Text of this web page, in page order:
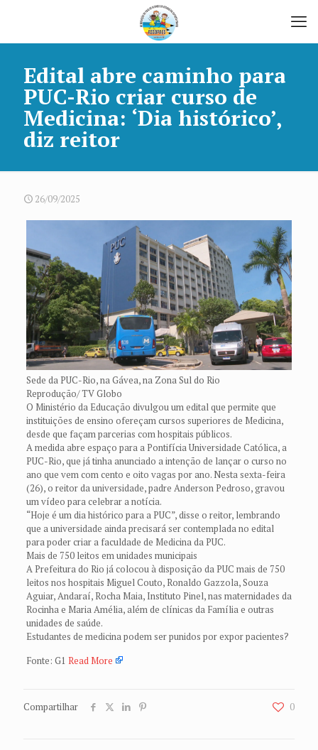
Edital abre caminho para
PUC-Rio criar curso de
Medicina: ‘Dia histórico’,
diz reitor
26/09/2025
Sede da PUC-Rio, na Gávea, na Zona Sul do Rio
Reprodução/ TV Globo
O Ministério da Educação divulgou um edital que permite que
instituições de ensino ofereçam cursos superiores de Medicina,
desde que façam parcerias com hospitais públicos.
A medida abre espaço para a Pontifícia Universidade Católica, a
PUC-Rio, que já tinha anunciado a intenção de lançar o curso no
ano que vem com cento e oito vagas por ano. Nesta sexta-feira
(26), o reitor da universidade, padre Anderson Pedroso, gravou
um vídeo para celebrar a notícia.
“Hoje é um dia histórico para a PUC”, disse o reitor, lembrando
que a universidade ainda precisará ser contemplada no edital
para poder criar a faculdade de Medicina da PUC.
Mais de 750 leitos em unidades municipais
A Prefeitura do Rio já colocou à disposição da PUC mais de 750
leitos nos hospitais Miguel Couto, Ronaldo Gazzola, Souza
Aguiar, Andaraí, Rocha Maia, Instituto Pinel, nas maternidades da
Rocinha e Maria Amélia, além de clínicas da Família e outras
unidades de saúde.
Estudantes de medicina podem ser punidos por expor pacientes?
Fonte: G1 Read More
Compartilhar 0